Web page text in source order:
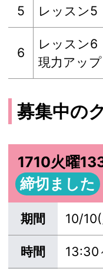
5 レッスン
6
レッスン
現力アップ
募集中の
1710火曜
締切ました
期間 10/
時間 13:30